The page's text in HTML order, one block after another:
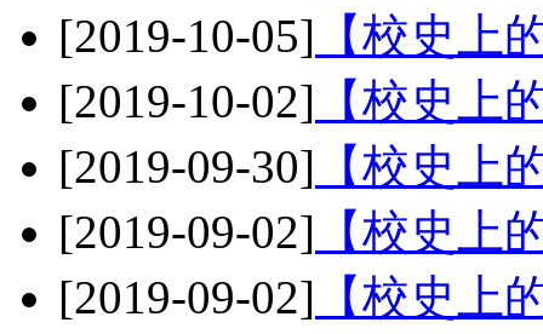
[2019-10-05] 【校史上
[2019-10-02] 【校史上
[2019-09-30] 【校史上
[2019-09-02] 【校史上
[2019-09-02] 【校史上